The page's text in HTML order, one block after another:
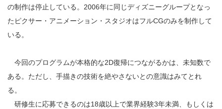
の制作は停止している。2006年に同じディズニーグループとなっ
たピクサー・アニメーション・スタジオはフルCGのみを制作して
いる。
今回のプログラムが本格的な2D復帰につながるかは、未知数で
ある。ただし、手描きの技術を絶やさないとの意識はみてとれ
る。
研修生に応募できるのは18歳以上で業界経験3年未満、もしくは